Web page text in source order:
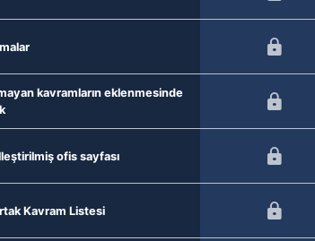
kavramların eklenmesinde
ofis sayfası
Kavram Listesi